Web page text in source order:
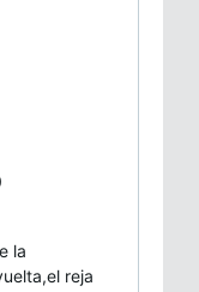
la
reja